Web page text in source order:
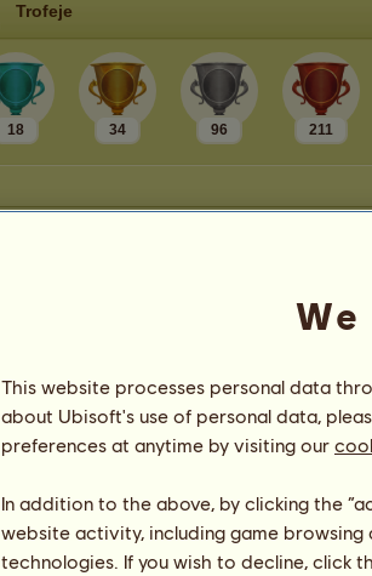
Trofeje
18 34 96 211
This website processes personal data
about Ubisoft's use of personal data,
preferences at anytime by visiting our
In addition to the above, by clicking the
website activity, including game
technologies. If you wish to decline, click